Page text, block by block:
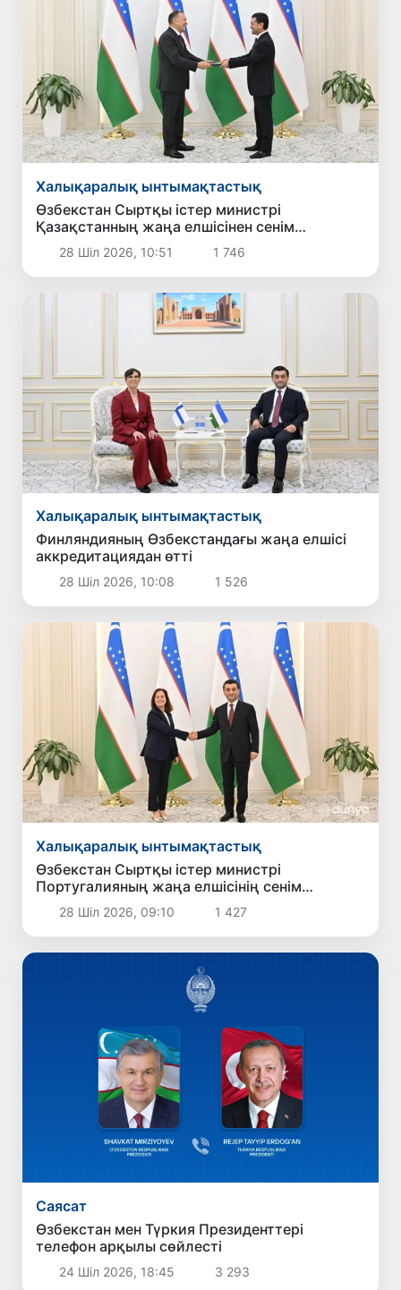
Халықаралық ынтымақтастық
Өзбекстан Сыртқы істер министрі
Қазақстанның жаңа елшісінен сенім
грамоталарының көшірмелерін қабылдады
28 Шіл 2026, 10:51 1 746
Халықаралық ынтымақтастық
Финляндияның Өзбекстандағы жаңа елшісі
аккредитациядан өтті
28 Шіл 2026, 10:08 1 526
Халықаралық ынтымақтастық
Өзбекстан Сыртқы істер министрі
Португалияның жаңа елшісінің сенім
грамоталарын қабылдады
28 Шіл 2026, 09:10 1 427
Саясат
Өзбекстан мен Түркия Президенттері
телефон арқылы сөйлесті
24 Шіл 2026, 18:45 3 293